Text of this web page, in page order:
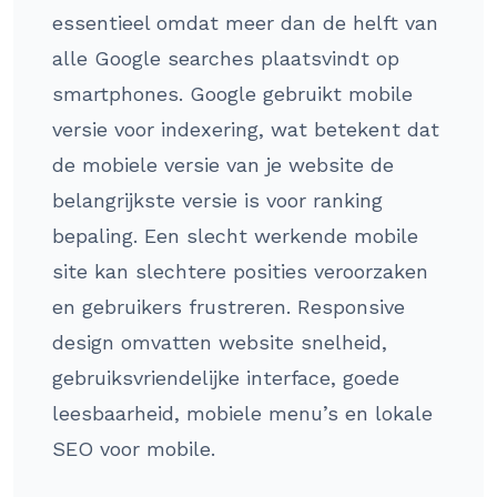
essentieel omdat meer dan de helft van
alle Google searches plaatsvindt op
smartphones. Google gebruikt mobile
versie voor indexering, wat betekent dat
de mobiele versie van je website de
belangrijkste versie is voor ranking
bepaling. Een slecht werkende mobile
site kan slechtere posities veroorzaken
en gebruikers frustreren. Responsive
design omvatten website snelheid,
gebruiksvriendelijke interface, goede
leesbaarheid, mobiele menu’s en lokale
SEO voor mobile.